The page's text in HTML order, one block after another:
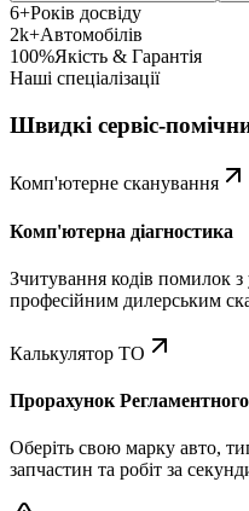
6+Років досвіду
2k+Автомобілів
100%Якість & Гарантія
Наші спеціалізації
Швидкі сервіс-
Комп'ютерне сканування
Комп'ютерна діагностика
Зчитування кодів помилок з
професійним дилерським
Калькулятор ТО
Прорахунок
Оберіть свою марку авто,
запчастин та робіт за